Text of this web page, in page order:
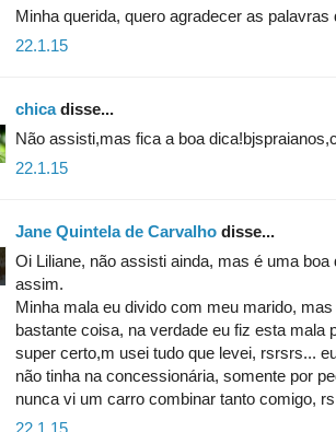
Minha querida, quero agradecer as
22.1.15
chicadisse...
Não assisti,mas fica a boa
22.1.15
Jane Quintela de Carvalho disse...
Oi Liliane, não assisti ainda, mas é uma
assim.
Minha mala eu divido com meu marido,
bastante coisa, na verdade eu fiz esta mala
super certo,m usei tudo que levei, rsrsrs...
não tinha na concessionária, somente por
nunca vi um carro combinar tanto comigo,